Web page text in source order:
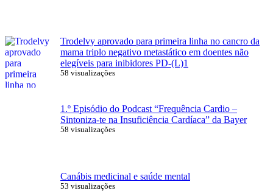
Trodelvy aprovado para primeira linha no cancro da
mama triplo negativo metastático em doentes não
elegíveis para inibidores PD-(L)1
58 visualizações
1.º Episódio do Podcast “Frequência Cardio –
Sintoniza-te na Insuficiência Cardíaca” da Bayer
58 visualizações
Canábis medicinal e saúde mental
53 visualizações